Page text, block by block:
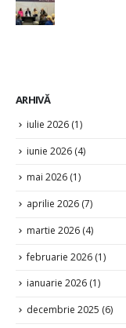
ARHIVĂ
iulie 2026 (1)
iunie 2026 (4)
mai 2026 (1)
aprilie 2026 (7)
martie 2026 (4)
februarie 2026 (1)
ianuarie 2026 (1)
decembrie 2025 (6)